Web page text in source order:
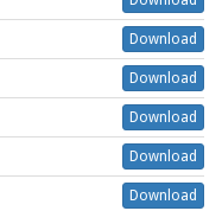
Download
Download
Download
Download
Download